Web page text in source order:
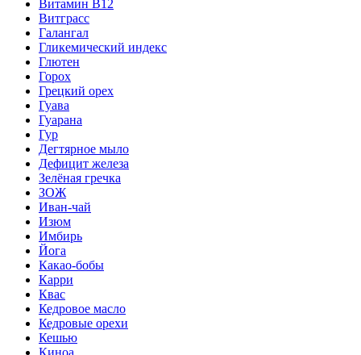
Витамин B12
Витграсс
Галангал
Гликемический индекс
Глютен
Горох
Грецкий орех
Гуава
Гуарана
Гур
Дегтярное мыло
Дефицит железа
Зелёная гречка
ЗОЖ
Иван-чай
Изюм
Имбирь
Йога
Какао-бобы
Карри
Квас
Кедровое масло
Кедровые орехи
Кешью
Киноа